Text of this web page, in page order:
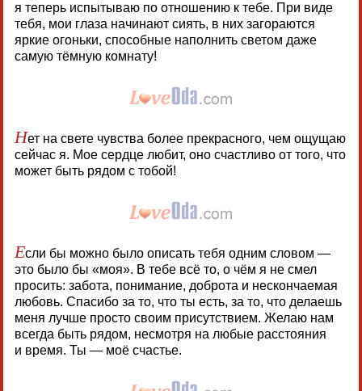
я теперь испытываю по отношению к тебе. При виде
тебя, мои глаза начинают сиять, в них загораются
яркие огоньки, способные наполнить светом даже
самую тёмную комнату!
Нет на свете чувства более прекрасного, чем ощущаю
сейчас я. Мое сердце любит, оно счастливо от того, что
может быть рядом с тобой!
Если бы можно было описать тебя одним словом —
это было бы «моя». В тебе всё то, о чём я не смел
просить: забота, понимание, доброта и нескончаемая
любовь. Спасибо за то, что ты есть, за то, что делаешь
меня лучше просто своим присутствием. Желаю нам
всегда быть рядом, несмотря на любые расстояния
и время. Ты — моё счастье.